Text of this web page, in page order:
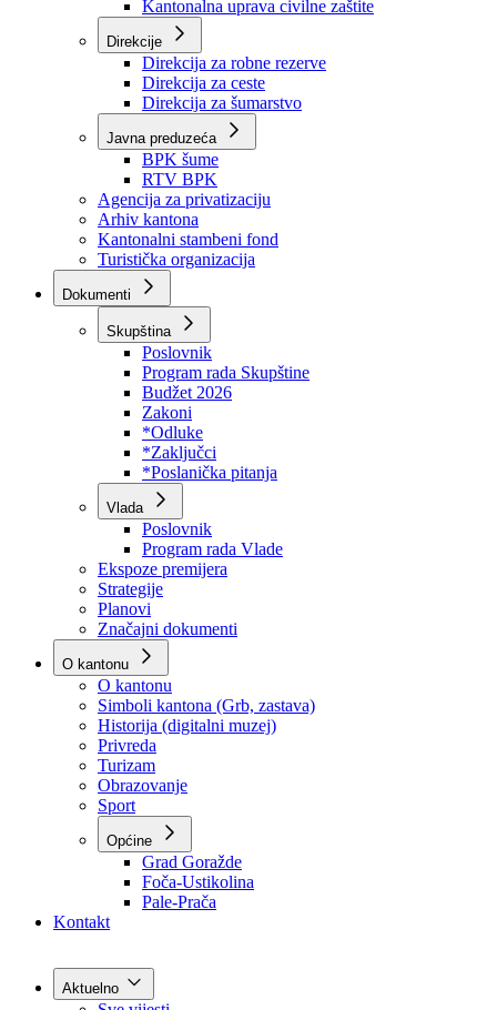
Kantonalna uprava za inspekcijske poslove
Kantonalna uprava civilne zaštite
Direkcije
Direkcija za robne rezerve
Direkcija za ceste
Direkcija za šumarstvo
Javna preduzeća
BPK šume
RTV BPK
Agencija za privatizaciju
Arhiv kantona
Kantonalni stambeni fond
Turistička organizacija
Dokumenti
Skupština
Poslovnik
Program rada Skupštine
Budžet 2026
Zakoni
*Odluke
*Zaključci
*Poslanička pitanja
Vlada
Poslovnik
Program rada Vlade
Ekspoze premijera
Strategije
Planovi
Značajni dokumenti
O kantonu
O kantonu
Simboli kantona (Grb, zastava)
Historija (digitalni muzej)
Privreda
Turizam
Obrazovanje
Sport
Općine
Kontakt